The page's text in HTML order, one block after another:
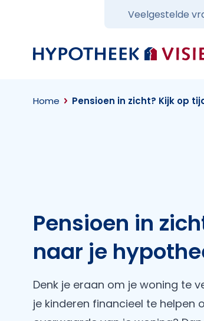
Veelgestelde
Terug naar home
Home Pensioen in zicht? Kijk op
Pensioen in
naar je
Denk je eraan om je woning te
je kinderen financieel te helpen